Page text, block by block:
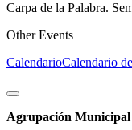
Carpa de la Palabra.
Other Events
CalendarioCalendario
Agrupación